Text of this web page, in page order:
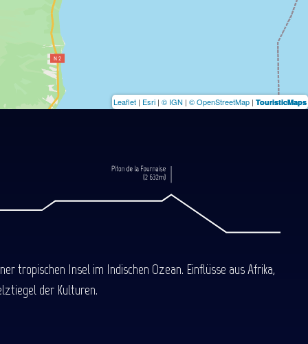
Leaflet | Esri | © IGN | © OpenStreetMap | TouristicMaps
tropischen Insel im Indischen Ozean. Einflüsse aus Afrika,
der Kulturen.